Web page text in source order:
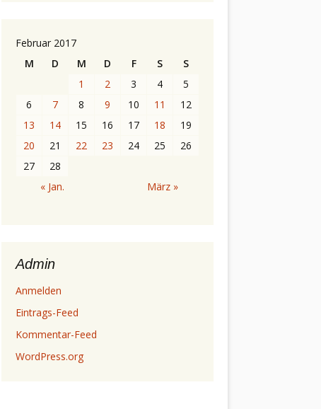
Februar 2017
M
D M D F S
S
1
2 3 4
5
6
7 8 9 10 11
12
13
14 15 16 17 18
19
20
21 22 23 24 25
26
27
28
« Jan.
März »
Admin
Anmelden
Eintrags-Feed
Kommentar-Feed
WordPress.org